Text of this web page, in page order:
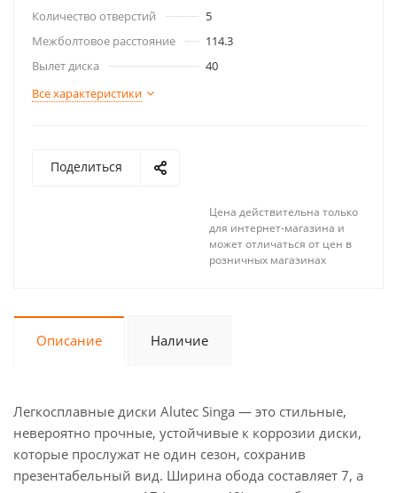
Количество отверстий
5
Межболтовое расстояние
114.3
Вылет диска
40
Все характеристики
Поделиться
Цена действительна только
для интернет-магазина и
может отличаться от цен в
розничных магазинах
Описание Наличие
Легкосплавные диски Alutec Singa — это стильные,
невероятно прочные, устойчивые к коррозии диски,
которые прослужат не один сезон, сохранив
презентабельный вид. Ширина обода составляет 7, а